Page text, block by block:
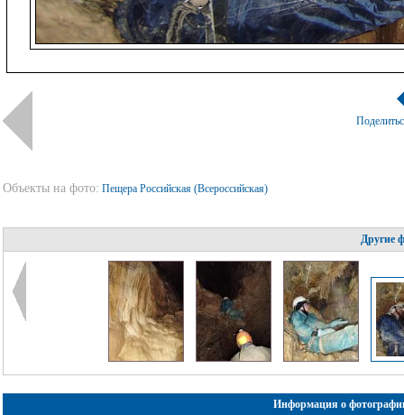
Объекты на фото: Пещера Российская (Всероссийская)
Другие
Информация о